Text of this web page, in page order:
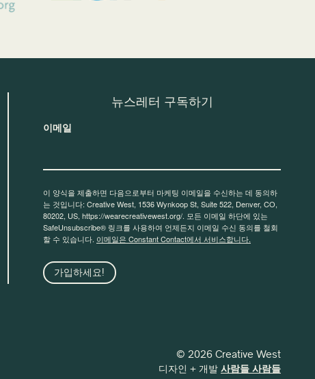
뉴스레터 구독하기
이메일
이 양식을 제출하면 다음으로부터 마케팅 이메일을 수신하는 데 동의하
는 것입니다: Creative West, 1536 Wynkoop St, Suite 522, Denver, CO,
80202, US, https://wearecreativewest.org/. 모든 이메일 하단에 있는
SafeUnsubscribe® 링크를 사용하여 언제든지 이메일 수신 동의를 철회
할 수 있습니다. 이메일은 Constant Contact에서 서비스합니다.
가입하세요!
© 2026 Creative West
디자인 + 개발 사람들 사람들